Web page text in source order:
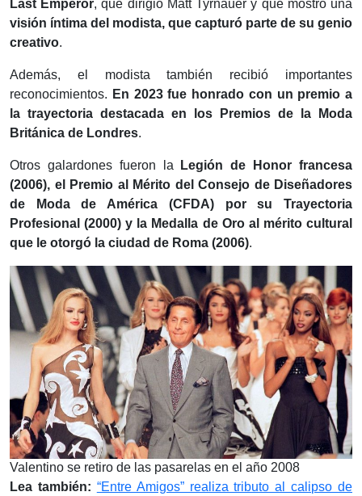
Last Emperor, que dirigió Matt Tyrnauer y que mostró una
visión íntima del modista, que capturó parte de su genio
creativo.
Además, el modista también recibió importantes
reconocimientos. En 2023 fue honrado con un premio a
la trayectoria destacada en los Premios de la Moda
Británica de Londres.
Otros galardones fueron la
Legión de Honor francesa
(2006), el Premio al Mérito del Consejo de Diseñadores
de Moda de América (CFDA) por su Trayectoria
Profesional (2000) y la Medalla de Oro al mérito cultural
que le otorgó la ciudad de Roma (2006).
Valentino se retiro de las pasarelas en el año 2008
Lea también: “Entre Amigos” realiza tributo al calipso de